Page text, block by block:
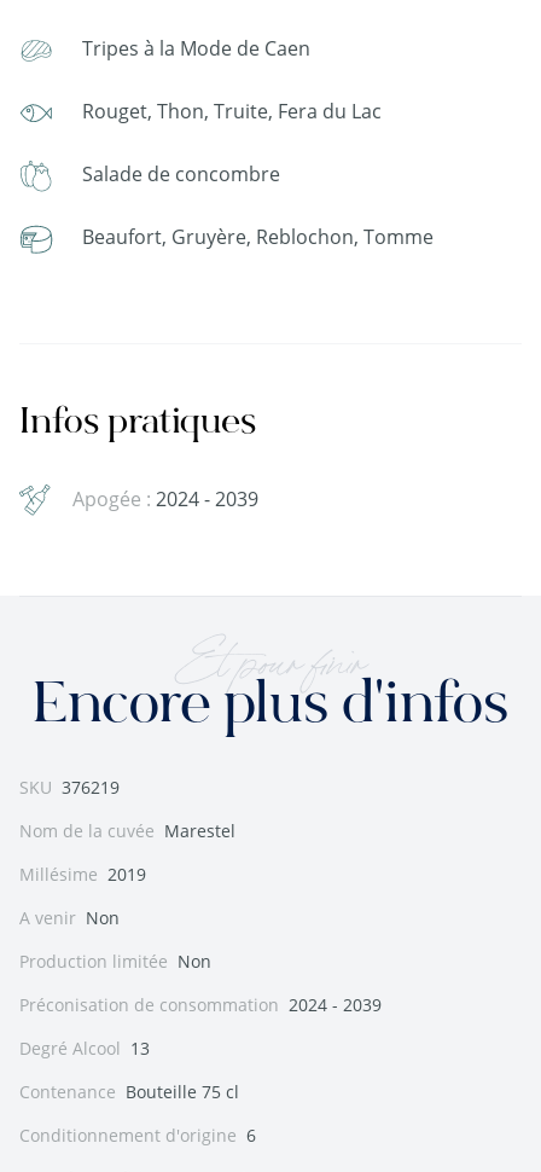
Tripes à la Mode de Caen
Rouget, Thon, Truite, Fera du Lac
Salade de concombre
Beaufort, Gruyère, Reblochon, Tomme
Infos pratiques
Apogée : 2024 - 2039
Et pour finir
Encore plus d'infos
SKU 376219
Nom de la cuvée Marestel
Millésime 2019
A venir Non
Production limitée Non
Préconisation de consommation 2024 - 2039
Degré Alcool 13
Contenance Bouteille 75 cl
Conditionnement d'origine 6